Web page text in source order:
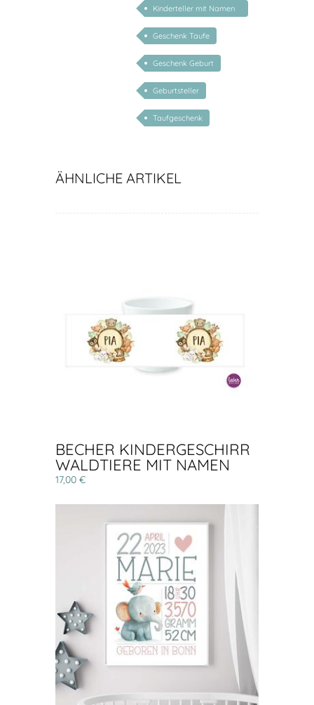
Kinderteller mit Namen
personalisiert
Geschenk Taufe
Geschenk Geburt
Geburtsteller
Taufgeschenk
ÄHNLICHE ARTIKEL
BECHER KINDERGESCHIRR
WALDTIERE MIT NAMEN
17,00 €